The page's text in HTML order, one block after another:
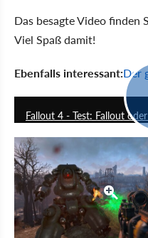
Das besagte Video finden
Viel Spaß damit!
Ebenfalls interessant:Der
Fallout 4 - Test: Fallout